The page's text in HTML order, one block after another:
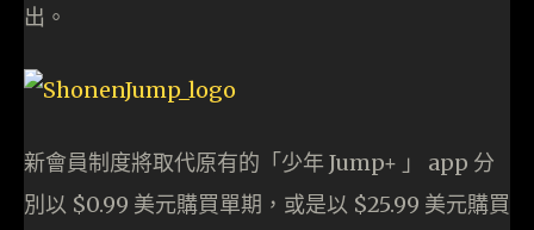
出。
新會員制度將取代原有的「少年 Jump+ 」 app 分
別以 $0.99 美元購買單期，或是以 $25.99 美元購買